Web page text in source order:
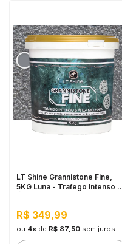
LT Shine Grannistone Fine,
5KG Luna - Trafego Intenso e
R$ 349,99
ou 4xde R$ 87,50 sem juros